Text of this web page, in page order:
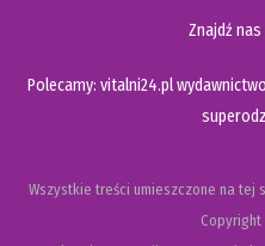
Znajdź nas
Polecamy: vitalni24.pl
Wszystkie treści umieszczone na tej
Copyright